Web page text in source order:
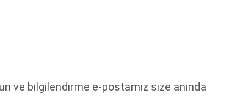
ve bilgilendirme e-postamız size anında